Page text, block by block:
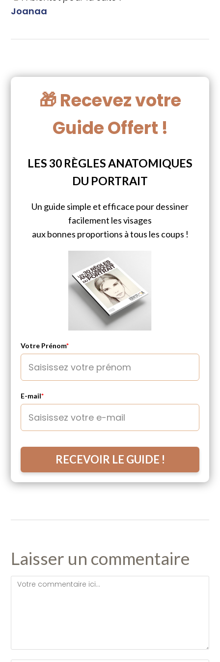
Joanaa
🎁 Recevez votre
Guide Offert !
LES 30 RÈGLES ANATOMIQUES
DU PORTRAIT
Un guide simple et efficace pour dessiner
facilement les visages
aux bonnes proportions à tous les coups !
Votre Prénom*
E-mail*
RECEVOIR LE GUIDE !
Laisser un commentaire
Comment